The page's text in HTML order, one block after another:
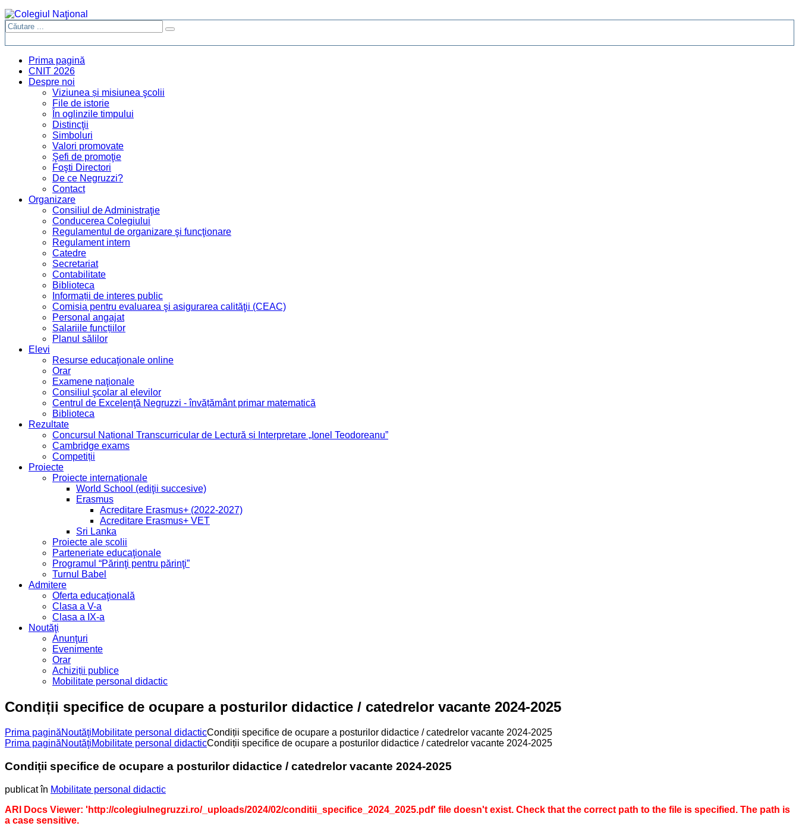
Prima pagină
CNIT 2026
Despre noi
Viziunea și misiunea şcolii
File de istorie
În oglinzile timpului
Distincţii
Simboluri
Valori promovate
Şefi de promoţie
Foşti Directori
De ce Negruzzi?
Contact
Organizare
Consiliul de Administraţie
Conducerea Colegiului
Regulamentul de organizare şi funcţionare
Regulament intern
Catedre
Secretariat
Contabilitate
Biblioteca
Informații de interes public
Comisia pentru evaluarea şi asigurarea calităţii (CEAC)
Personal angajat
Salariile funcțiilor
Planul sălilor
Elevi
Resurse educaţionale online
Orar
Examene naţionale
Consiliul şcolar al elevilor
Centrul de Excelenţă Negruzzi - învățământ primar matematică
Biblioteca
Rezultate
Concursul Național Transcurricular de Lectură și Interpretare „Ionel Teodoreanu”
Cambridge exams
Competiții
Proiecte
Proiecte internaționale
World School (ediţii succesive)
Erasmus
Acreditare Erasmus+ (2022-2027)
Acreditare Erasmus+ VET
Sri Lanka
Proiecte ale școlii
Parteneriate educaţionale
Programul “Părinţi pentru părinţi”
Turnul Babel
Admitere
Oferta educaţională
Clasa a V-a
Clasa a IX-a
Noutăţi
Anunţuri
Evenimente
Orar
Achiziții publice
Mobilitate personal didactic
Condiții specifice de ocupare a posturilor didactice / catedrelor vacante 2024-2025
Prima paginăNoutăţiMobilitate personal didacticCondiții specifice de ocupare a posturilor didactice / catedrelor vacante 2024-2025
Prima paginăNoutăţiMobilitate personal didacticCondiții specifice de ocupare a posturilor didactice / catedrelor vacante 2024-2025
Condiții specifice de ocupare a posturilor didactice / catedrelor vacante 2024-2025
publicat în Mobilitate personal didactic
ARI Docs Viewer: 'http://colegiulnegruzzi.ro/_uploads/2024/02/conditii_specifice_2024_2025.pdf' file doesn't exist. Check that the correct path to the file is specified. The path is
a case sensitive.